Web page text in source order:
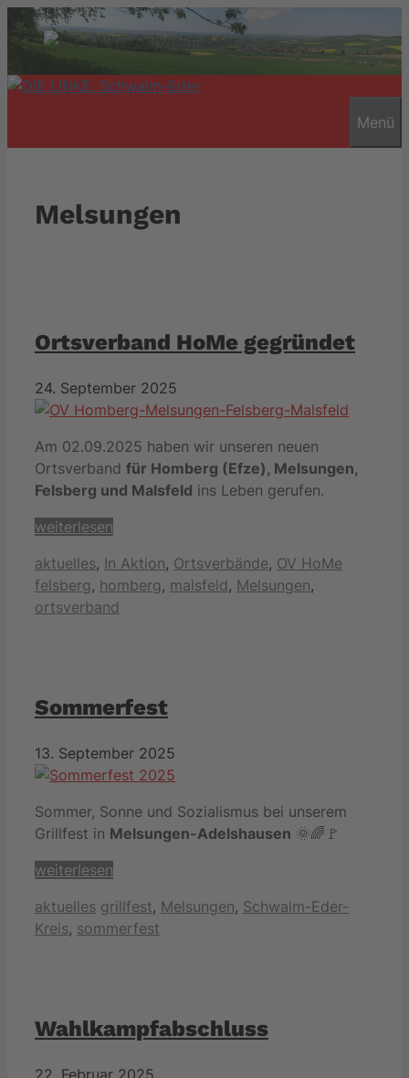
Zum
Inhalt
springen
Menü
Melsungen
Ortsverband HoMe gegründet
24. September 2025
Am 02.09.2025 haben wir unseren neuen
Ortsverband für Homberg (Efze), Melsungen,
Felsberg und Malsfeld ins Leben gerufen.
weiterlesen
Kategorien
aktuelles, In Aktion, Ortsverbände, OV HoMe
felsberg, homberg, malsfeld, Melsungen,
ortsverband
Sommerfest
13. September 2025
Sommer, Sonne und Sozialismus bei unserem
Grillfest in Melsungen-Adelshausen 🌞🌈🚩
weiterlesen
Kategorien
aktuelles Schlagwörter
grillfest, Melsungen, Schwalm-Eder-
Kreis, sommerfest
Wahlkampfabschluss
22. Februar 2025